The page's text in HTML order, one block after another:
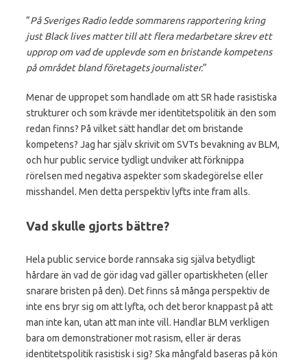
”På Sveriges Radio ledde sommarens rapportering kring
just Black lives matter till att flera medarbetare skrev ett
upprop om vad de upplevde som en bristande kompetens
på området bland företagets journalister.”
Menar de uppropet som handlade om att SR hade rasistiska
strukturer och som krävde mer identitetspolitik än den som
redan finns? På vilket sätt handlar det om bristande
kompetens? Jag har själv skrivit om SVTs bevakning av BLM,
och hur public service tydligt undviker att förknippa
rörelsen med negativa aspekter som skadegörelse eller
misshandel. Men detta perspektiv lyfts inte fram alls.
Vad skulle gjorts bättre?
Hela public service borde rannsaka sig själva betydligt
hårdare än vad de gör idag vad gäller opartiskheten (eller
snarare bristen på den). Det finns så många perspektiv de
inte ens bryr sig om att lyfta, och det beror knappast på att
man inte kan, utan att man inte vill. Handlar BLM verkligen
bara om demonstrationer mot rasism, eller är deras
identitetspolitik rasistisk i sig? Ska mångfald baseras på kön